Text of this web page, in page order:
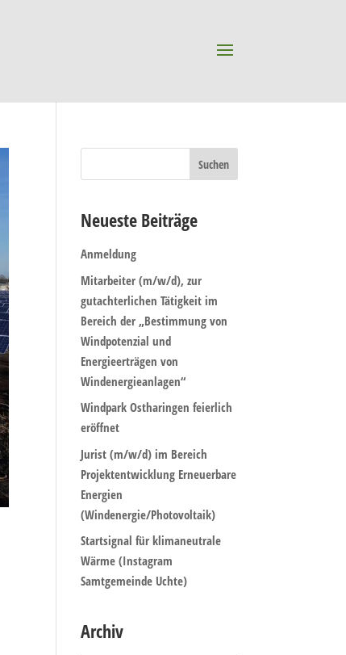
Neueste Beiträge
Anmeldung
Mitarbeiter (m/w/d), zur
gutachterlichen Tätigkeit im
Bereich der „Bestimmung von
Windpotenzial und
Energieerträgen von
Windenergieanlagen“
Windpark Ostharingen feierlich
eröffnet
Jurist (m/w/d) im Bereich
Projektentwicklung Erneuerbare
Energien
(Windenergie/Photovoltaik)
Startsignal für klimaneutrale
Wärme (Instagram
Samtgemeinde Uchte)
Archiv